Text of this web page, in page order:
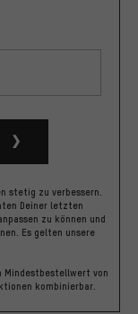
stetig zu verbessern.
Deiner letzten
zu können und
Es gelten unsere
Mindestbestellwert von
kombinierbar.